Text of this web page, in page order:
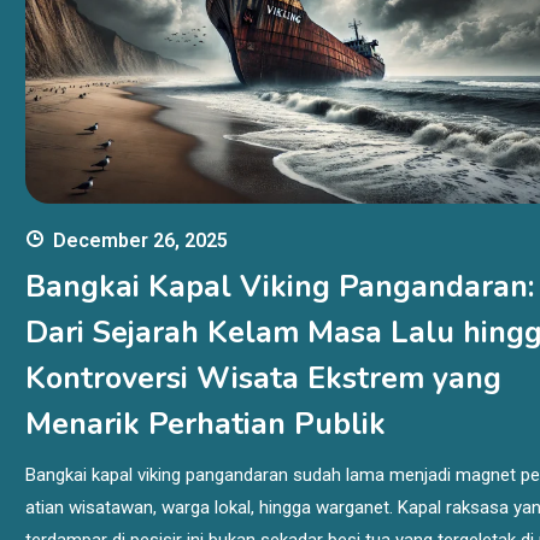
December 26, 2025
Bangkai Kapal Viking Pangandaran:
Dari Sejarah Kelam Masa Lalu
Kontroversi Wisata Ekstrem yang
Menarik Perhatian Publik
Bangkai kapal viking pangandaran sudah lama menjadi magnet
atian wisatawan, warga lokal, hingga warganet. Kapal raksasa